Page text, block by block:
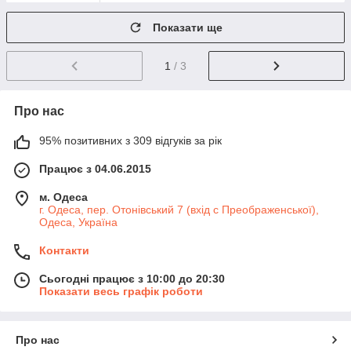
Показати ще
1 / 3
Про нас
95% позитивних з 309 відгуків за рік
Працює з 04.06.2015
м. Одеса
г. Одеса, пер. Отонівський 7 (вхід с Преображенської),
Одеса, Україна
Контакти
Сьогодні працює з 10:00 до 20:30
Показати весь графік роботи
Про нас